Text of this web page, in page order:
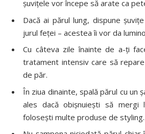
şuviţele vor începe să arate ca
Dacă ai părul lung, dispune
jurul feţei – acestea îi vor da
Cu câteva zile înainte de a-ţi
tratament intensiv care să
de păr.
În ziua dinainte, spală părul cu un
ales dacă obişnuieşti să mergi
foloseşti multe produse de styling.